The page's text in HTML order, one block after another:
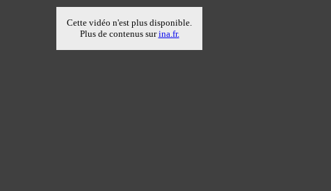
Cette vidéo n'est plus disponible.
Plus de contenus surina.fr.